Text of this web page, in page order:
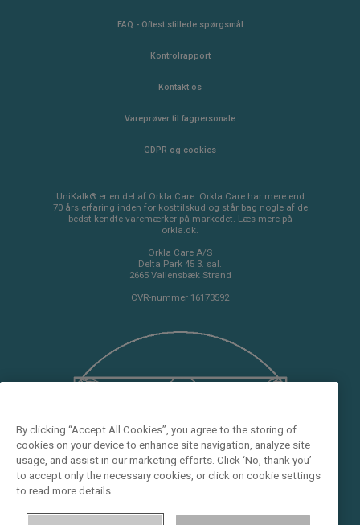
FAQ - Oftest stillede spørgsmål
Kontrolrapport
Kontakt os
Vareprøver til fagpersonale
GDPR og cookies
UniKalk® er en del af Orkla Care. Orkla Care har mere end
70 års erfaring inden for kosttilskud og står bag nogle af de
bedst kendte varemærker på markedet. Læs mere på
orkla.dk.
Orkla Care A/S
Delta Park 45 3. sal.
2665 Vallensbæk Strand
CVR-nummer 16173592
By clicking “Accept All Cookies”, you agree to the storing of
cookies on your device to enhance site navigation, analyze site
usage, and assist in our marketing efforts. Click ‘No, thank you’
to accept only the necessary cookies, or click on cookie settings
to read more details.